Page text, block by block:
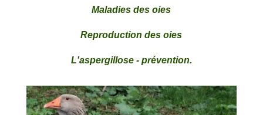
Maladies des oies
Reproduction des oies
L'aspergillose - prévention.